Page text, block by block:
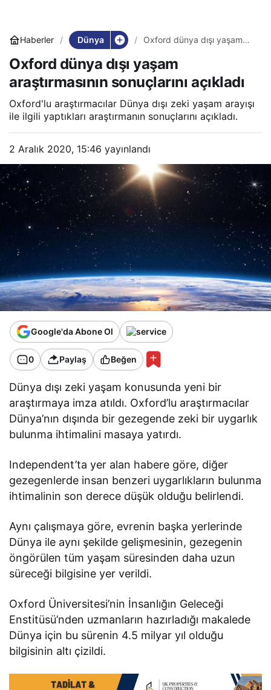
Haberler Dünya
Oxford dünya dışı yaşam
açıkladı
Oxford dünya dışı yaşam
araştırmasının sonuçlarını açıkladı
Oxford'lu araştırmacılar Dünya dışı zeki yaşam arayışı
ile ilgili yaptıkları araştırmanın sonuçlarını açıkladı.
2 Aralık 2020, 15:46 yayınlandı
Google'da Abone Ol
0 Paylaş Beğen
Dünya dışı zeki yaşam konusunda yeni bir
araştırmaya imza atıldı. Oxford’lu araştırmacılar
Dünya’nın dışında bir gezegende zeki bir uygarlık
bulunma ihtimalini masaya yatırdı.
Independent’ta yer alan habere göre, diğer
gezegenlerde insan benzeri uygarlıkların bulunma
ihtimalinin son derece düşük olduğu belirlendi.
Aynı çalışmaya göre, evrenin başka yerlerinde
Dünya ile aynı şekilde gelişmesinin, gezegenin
öngörülen tüm yaşam süresinden daha uzun
süreceği bilgisine yer verildi.
Oxford Üniversitesi’nin İnsanlığın Geleceği
Enstitüsü’nden uzmanların hazırladığı makalede
Dünya için bu sürenin 4.5 milyar yıl olduğu
bilgisinin altı çizildi.